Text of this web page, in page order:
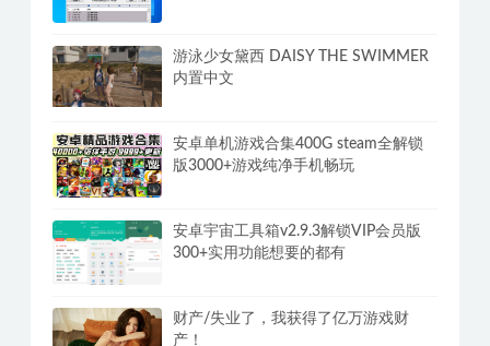
游泳少女黛西 DAISY THE SWIMMER
内置中文
安卓单机游戏合集400G steam全解锁
版3000+游戏纯净手机畅玩
安卓宇宙工具箱v2.9.3解锁VIP会员版
300+实用功能想要的都有
财产/失业了，我获得了亿万游戏财
产！